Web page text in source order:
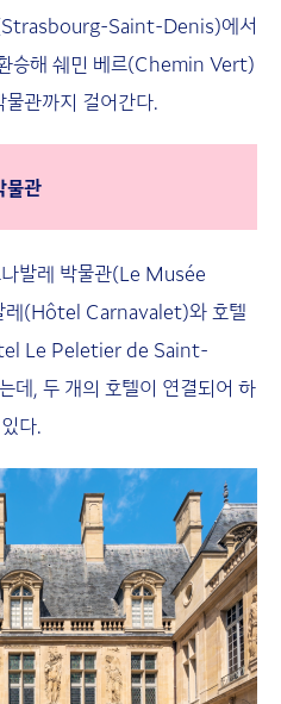
(Strasbourg-Saint-Denis)에서
승해 쉐민 베르(Chemin Vert)
관까지 걸어간다.
관
발레 박물관(Le Musée
레(Hôtel Carnavalet)와 호텔
Le Peletier de Saint-
데, 두 개의 호텔이 연결되어 하
다.